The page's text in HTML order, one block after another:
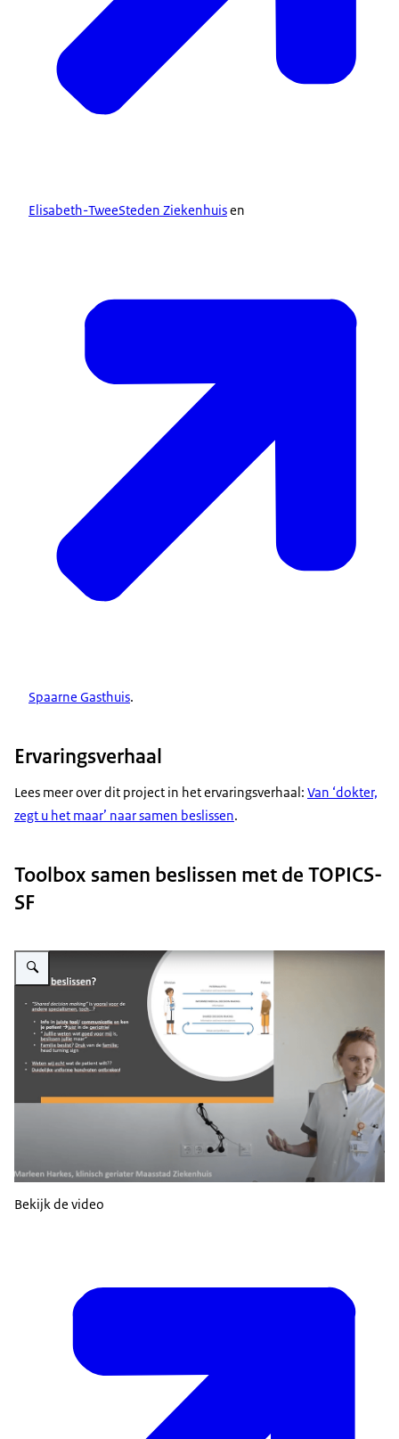
Elisabeth-TweeSteden Ziekenhuisen
Spaarne Gasthuis.
Ervaringsverhaal
Lees meer over dit project in het ervaringsverhaal: Van ‘dokter,
zegt u het maar’ naar samen beslissen.
Toolbox samen beslissen met de TOPICS-
SF
Vergroot afbeelding Video Toolbox samen beslissen met de TOPICS-SF
Bekijk de video